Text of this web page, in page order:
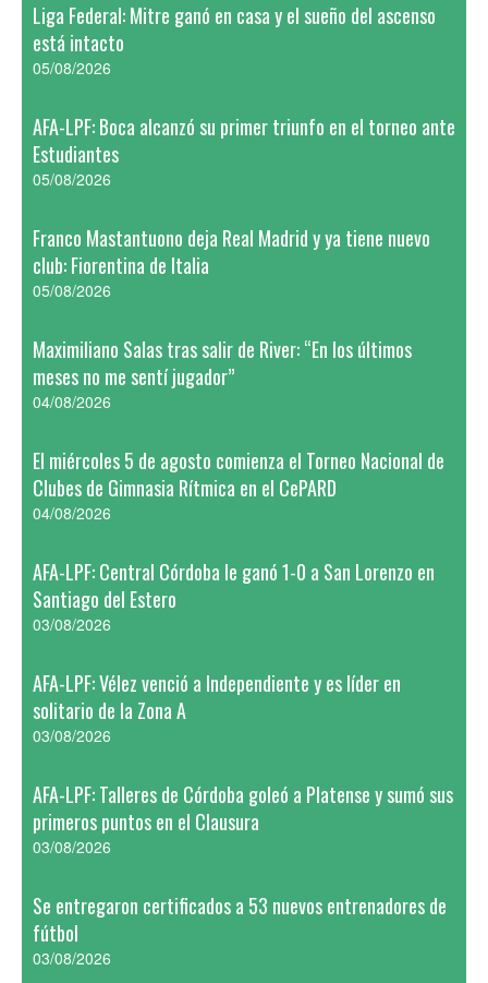
Liga Federal: Mitre ganó en casa y el sueño del ascenso
está intacto
05/08/2026
AFA-LPF: Boca alcanzó su primer triunfo en el torneo ante
Estudiantes
05/08/2026
Franco Mastantuono deja Real Madrid y ya tiene nuevo
club: Fiorentina de Italia
05/08/2026
Maximiliano Salas tras salir de River: “En los últimos
meses no me sentí jugador”
04/08/2026
El miércoles 5 de agosto comienza el Torneo Nacional de
Clubes de Gimnasia Rítmica en el CePARD
04/08/2026
AFA-LPF: Central Córdoba le ganó 1-0 a San Lorenzo en
Santiago del Estero
03/08/2026
AFA-LPF: Vélez venció a Independiente y es líder en
solitario de la Zona A
03/08/2026
AFA-LPF: Talleres de Córdoba goleó a Platense y sumó sus
primeros puntos en el Clausura
03/08/2026
Se entregaron certificados a 53 nuevos entrenadores de
fútbol
03/08/2026